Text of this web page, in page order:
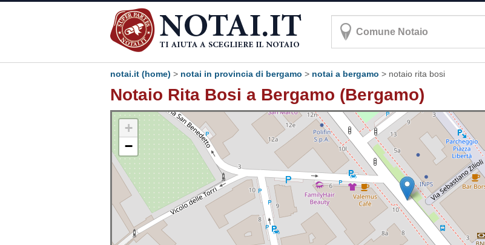
notai.it (home) > notai in provincia di bergamo > notai a bergamo > notaio rita bosi
Notaio Rita Bosi a Bergamo (Bergamo)
+
−